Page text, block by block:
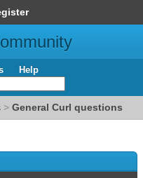
Help
> General Curl questions